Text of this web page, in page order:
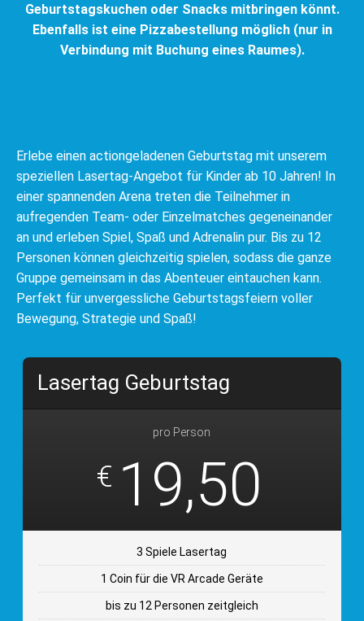
Geburtstagskuchen oder Snacks mitbringen könnt.
Ebenfalls ist eine Pizzabestellung möglich (nur in
Verbindung mit Buchung eines Raumes).
Erlebe einen actiongeladenen Geburtstag mit unserem
speziellen Lasertag-Angebot für Kinder ab 10 Jahren! In
einer spannenden Arena treten die Teilnehmer in
aufregenden Team- oder Einzelmatches gegeneinander
an und erleben Spiel, Spaß und Adrenalin pur. Bis zu 12
Personen können gleichzeitig spielen, sodass die ganze
Gruppe gemeinsam in das Abenteuer eintauchen kann.
Perfekt für unvergessliche Geburtstagsfeiern voller
Bewegung, Strategie und Spaß!
Lasertag Geburtstag
pro Person
€ 19,50
3 Spiele Lasertag
1 Coin für die VR Arcade Geräte
bis zu 12 Personen zeitgleich